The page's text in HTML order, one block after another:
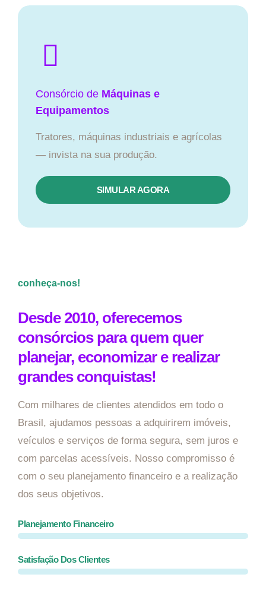
Consórcio de Máquinas e
Equipamentos
Tratores, máquinas industriais e agrícolas
— invista na sua produção.
SIMULAR AGORA
conheça-nos!
Desde 2010, oferecemos
consórcios para quem quer
planejar, economizar e realizar
grandes conquistas!
Com milhares de clientes atendidos em todo o
Brasil, ajudamos pessoas a adquirirem imóveis,
veículos e serviços de forma segura, sem juros e
com parcelas acessíveis. Nosso compromisso é
com o seu planejamento financeiro e a realização
dos seus objetivos.
Planejamento Financeiro
Satisfação Dos Clientes